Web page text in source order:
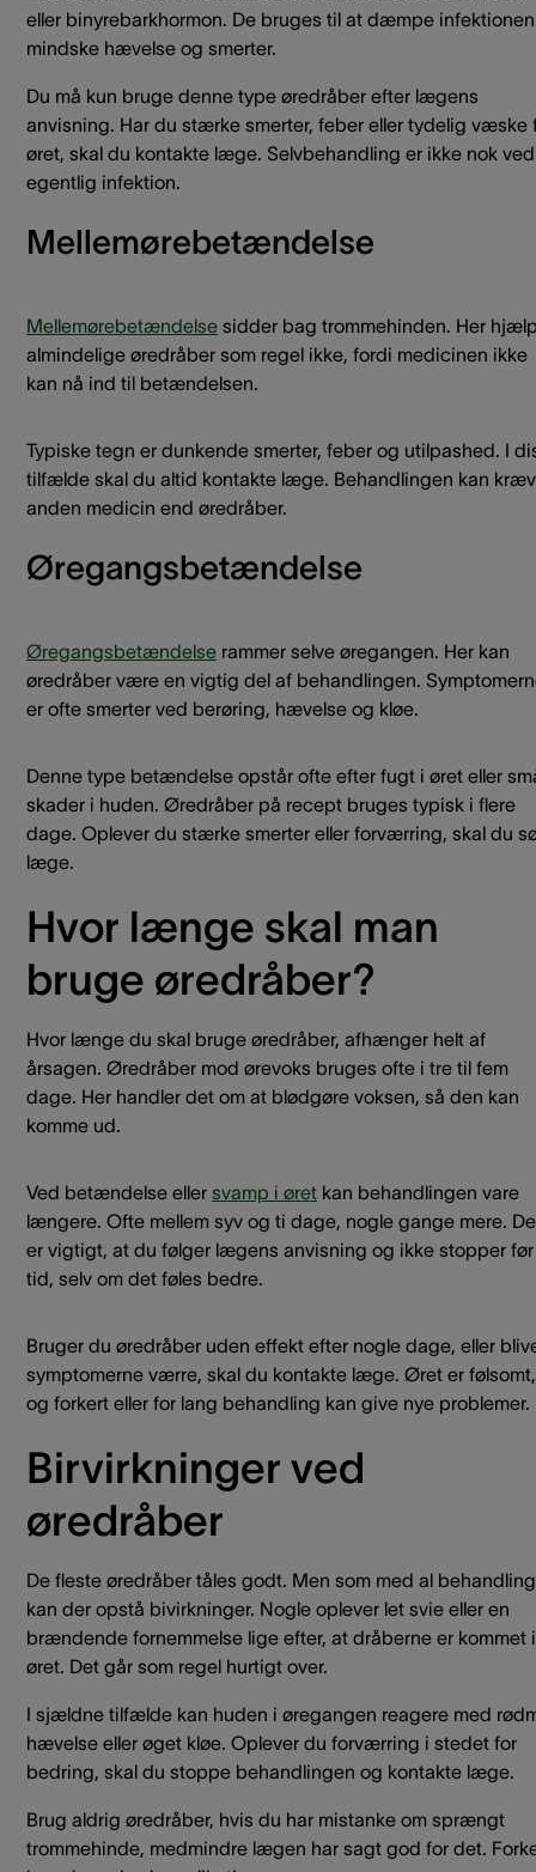
eller binyrebarkhormon. De bruges til at dæmpe
mindske hævelse og smerter.
Du må kun bruge denne type øredråber efter lægens
anvisning. Har du stærke smerter, feber eller tydelig væske
øret, skal du kontakte læge. Selvbehandling er ikke nok ved
egentlig infektion.
Mellemørebetændelse
Mellemørebetændelse sidder bag trommehinden. Her
almindelige øredråber som regel ikke, fordi medicinen ikke
kan nå ind til betændelsen.
Typiske tegn er dunkende smerter, feber og utilpashed. I
tilfælde skal du altid kontakte læge. Behandlingen kan
anden medicin end øredråber.
Øregangsbetændelse
Øregangsbetændelse rammer selve øregangen. Her kan
øredråber være en vigtig del af behandlingen.
er ofte smerter ved berøring, hævelse og kløe.
Denne type betændelse opstår ofte efter fugt i øret eller
skader i huden. Øredråber på recept bruges typisk i flere
dage. Oplever du stærke smerter eller forværring, skal du
læge.
Hvor længe skal man
bruge øredråber?
Hvor længe du skal bruge øredråber, afhænger helt af
årsagen. Øredråber mod ørevoks bruges ofte i tre til fem
dage. Her handler det om at blødgøre voksen, så den kan
komme ud.
Ved betændelse eller svamp i øret kan behandlingen vare
længere. Ofte mellem syv og ti dage, nogle gange mere.
er vigtigt, at du følger lægens anvisning og ikke stopper før
tid, selv om det føles bedre.
Bruger du øredråber uden effekt efter nogle dage, eller
symptomerne værre, skal du kontakte læge. Øret er følsomt,
og forkert eller for lang behandling kan give nye problemer.
Birvirkninger ved
øredråber
De fleste øredråber tåles godt. Men som med al behandling
kan der opstå bivirkninger. Nogle oplever let svie eller en
brændende fornemmelse lige efter, at dråberne er kommet i
øret. Det går som regel hurtigt over.
I sjældne tilfælde kan huden i øregangen reagere med
hævelse eller øget kløe. Oplever du forværring i stedet for
bedring, skal du stoppe behandlingen og kontakte læge.
Brug aldrig øredråber, hvis du har mistanke om sprængt
trommehinde, medmindre lægen har sagt god for det.